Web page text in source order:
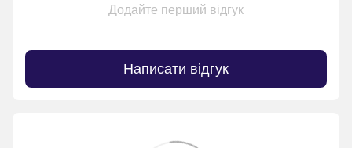
Додайте перший відгук
Написати відгук